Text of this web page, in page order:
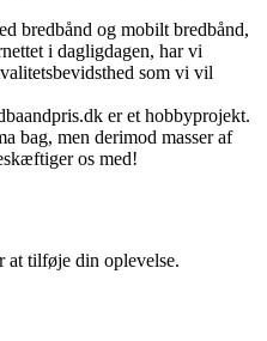
bredbånd og mobilt bredbånd,
i dagligdagen, har vi
som vi vil
er et hobbyprojekt.
bag, men derimod masser af
os med!
at tilføje din oplevelse.